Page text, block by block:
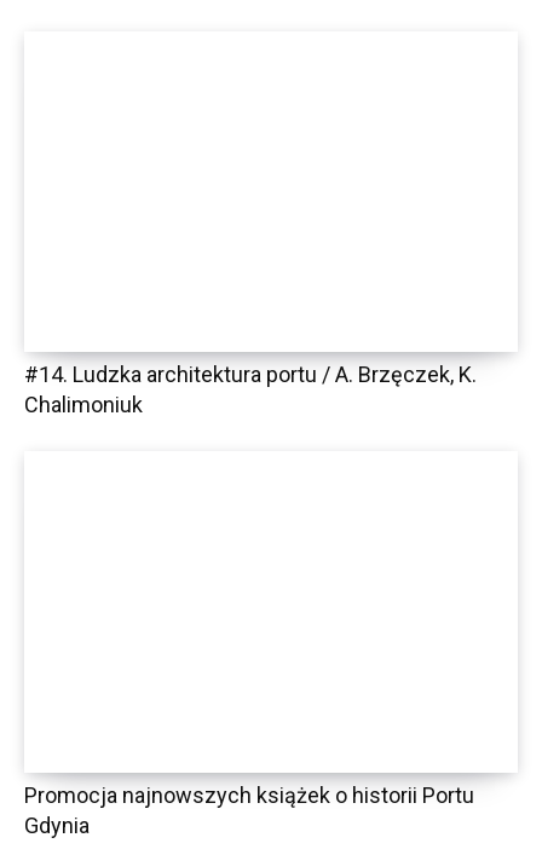
#14. Ludzka architektura portu / A. Brzęczek, K.
Chalimoniuk
Promocja najnowszych książek o historii Portu
Gdynia